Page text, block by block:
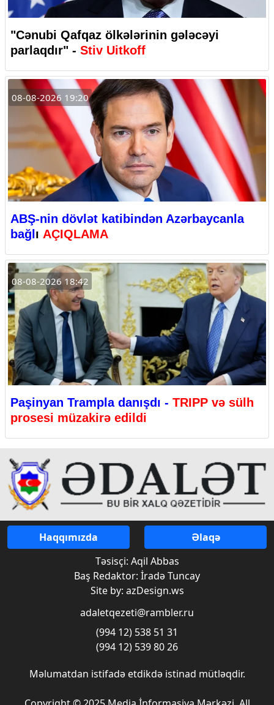
"Cənubi Qafqaz ölkələrinin gələcəyi
parlaqdır" - Stiv Uitkoff
08-08-2026 19:20
ABŞ-nin dövlət katibindən Azərbaycanla
bağl ı AÇIQLAMA
08-08-2026 18:42
Paşinyan Trampla danışdı - TRIPP və sülh
prosesi müzakirə edildi
Haqqımızda
Əlaqə
Təsisçi: Aqil Abbas
Baş Redaktor: İradə Tuncay
Site by: azDesign.ws
adaletqezeti@rambler.ru
(994 12) 538 51 31
(994 12) 539 80 26
Məlumatdan istifadə etdikdə istinad mütləqdir.